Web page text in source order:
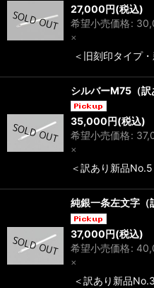
27,000円(税込)
希望小売価格:
×
＜旧刻印タイプ
シルバーM75（訳
35,000円(税込)
希望小売価格:
×
＜訳あり新品
純銀一条左文字（
37,000円(税込)
希望小売価格:
×
＜訳あり新品